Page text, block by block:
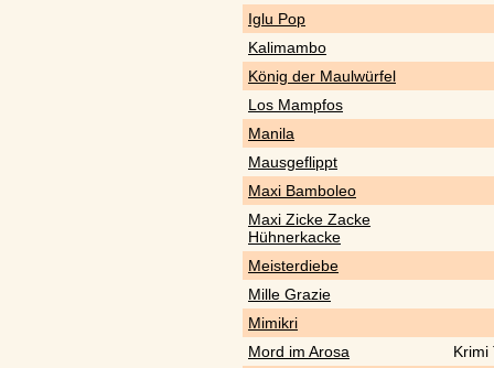
Iglu Pop
Kalimambo
König der Maulwürfel
Los Mampfos
Manila
Mausgeflippt
Maxi Bamboleo
Maxi Zicke Zacke
Hühnerkacke
Meisterdiebe
Mille Grazie
Mimikri
Mord im Arosa
Krimi